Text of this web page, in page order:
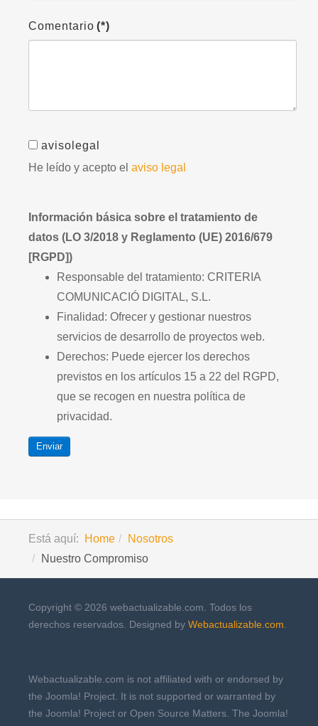
Comentario (*)
avisolegal
He leído y acepto el aviso legal
Información básica sobre el tratamiento de
datos (LO 3/2018 y Reglamento (UE) 2016/679
[RGPD])
Responsable del tratamiento: CRITERIA
COMUNICACIÓ DIGITAL, S.L.
Finalidad: Ofrecer y gestionar nuestros
servicios de desarrollo de proyectos web.
Derechos: Puede ejercer los derechos
previstos en los artículos 15 a 22 del RGPD,
que se recogen en nuestra política de
privacidad.
Enviar
Está aquí: Home
Nosotros
Nuestro Compromiso
Copyright © 2026 webactualizable.com. Todos los
derechos reservados. Designed by Webactualizable.com.
Webactualizable.com is not affiliated with or endorsed by
the Joomla! Project. It is not supported or warranted by
the Joomla! Project or Open Source Matters. The Joomla!